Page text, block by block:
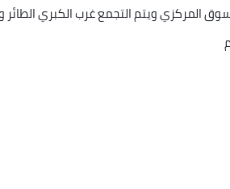
ويتم التجمع غرب الكبري الطائر